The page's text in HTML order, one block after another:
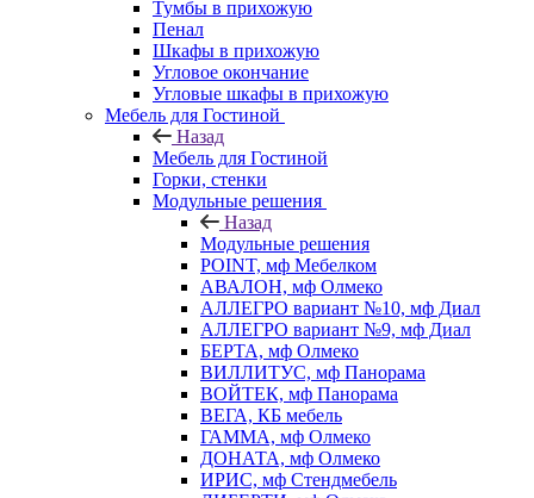
Тумбы в прихожую
Пенал
Шкафы в прихожую
Угловое окончание
Угловые шкафы в прихожую
Мебель для Гостиной
Назад
Мебель для Гостиной
Горки, стенки
Модульные решения
Назад
Модульные решения
POINT, мф Мебелком
АВАЛОН, мф Олмеко
АЛЛЕГРО вариант №10, мф Диал
АЛЛЕГРО вариант №9, мф Диал
БЕРТА, мф Олмеко
ВИЛЛИТУС, мф Панорама
ВОЙТЕК, мф Панорама
ВЕГА, КБ мебель
ГАММА, мф Олмеко
ДОНАТА, мф Олмеко
ИРИС, мф Стендмебель